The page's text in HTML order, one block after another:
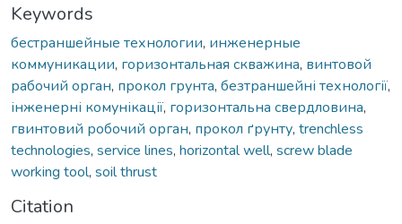
Keywords
бестраншейные технологии, инженерные
коммуникации, горизонтальная скважина, винтовой
рабочий орган, прокол грунта, безтраншейні технології,
інженерні комунікації, горизонтальна свердловина,
гвинтовий робочий орган, прокол ґрунту, trenchless
technologies, service lines, horizontal well, screw blade
working tool, soil thrust
Citation